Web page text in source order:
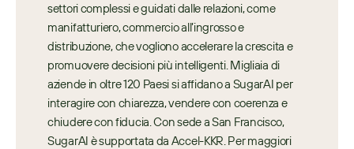
settori complessi e guidati dalle relazioni, come
manifatturiero, commercio all’ingrosso e
distribuzione, che vogliono accelerare la crescita e
promuovere decisioni più intelligenti. Migliaia di
aziende in oltre 120 Paesi si affidano a SugarAI per
interagire con chiarezza, vendere con coerenza e
chiudere con fiducia. Con sede a San Francisco,
SugarAI è supportata da Accel-KKR. Per maggiori